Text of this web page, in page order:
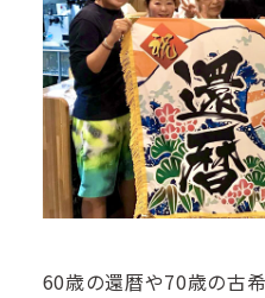
60歳の還暦や70歳の古